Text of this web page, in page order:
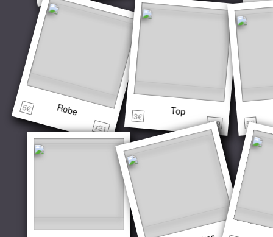
Robe
5€
x21
Top
3€
x19 5€